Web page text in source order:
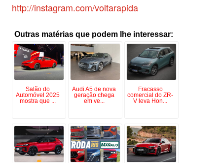
http://instagram.com/voltarapida
Outras matérias que podem lhe interessar:
Salão do
Automóvel 2025
mostra que ...
Audi A5 de nova
geração chega
em ve...
Fracasso
comercial do ZR-
V leva Hon...